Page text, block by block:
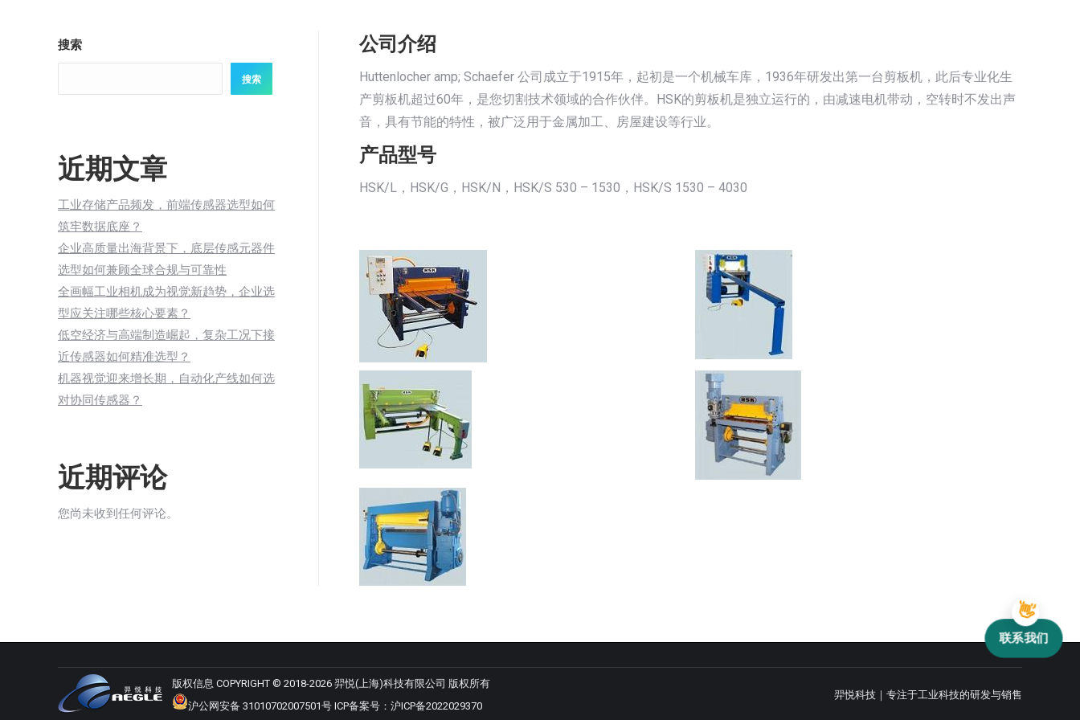
公司介绍
Huttenlocher amp; Schaefer 公司成立于1915年，起初是一个机械车库，1936年研发出第一台剪板机，此后专业化生
产剪板机超过60年，是您切割技术领域的合作伙伴。HSK的剪板机是独立运行的，由减速电机带动，空转时不发出声
音，具有节能的特性，被广泛用于金属加工、房屋建设等行业。
产品型号
HSK/L，HSK/G，HSK/N，HSK/S 530 – 1530，HSK/S 1530 – 4030
搜索
搜索
近期文章
工业存储产品频发，前端传感器选型如何
筑牢数据底座？
企业高质量出海背景下，底层传感元器件
选型如何兼顾全球合规与可靠性
全画幅工业相机成为视觉新趋势，企业选
型应关注哪些核心要素？
低空经济与高端制造崛起，复杂工况下接
近传感器如何精准选型？
机器视觉迎来增长期，自动化产线如何选
对协同传感器？
近期评论
您尚未收到任何评论。
版权信息 COPYRIGHT © 2018-2026 羿悦(上海)科技有限公司 版权所有
沪公网安备 31010702007501号 ICP备案号： 沪ICP备2022029370
羿悦科技｜专注于工业科技的研发与销售
联系我们